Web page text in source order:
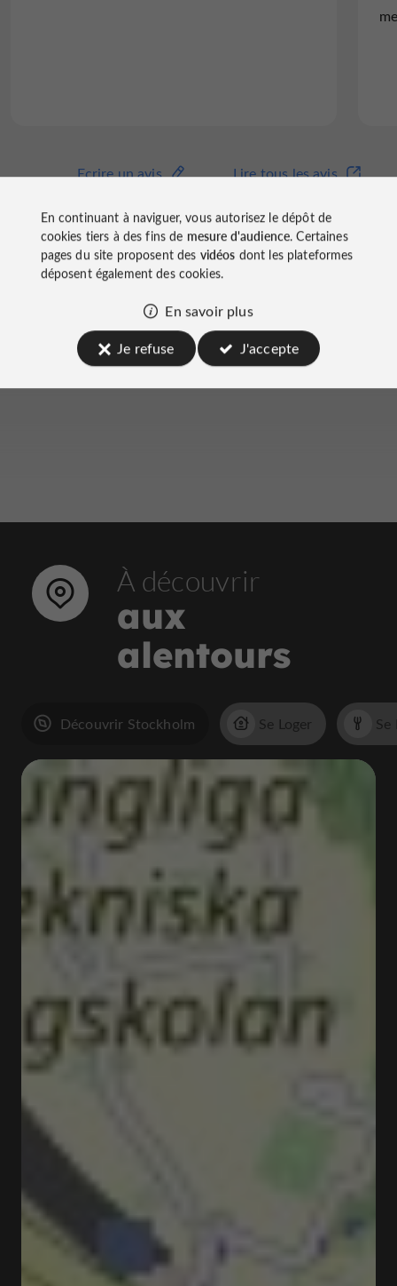
Lire tous les avis
Ecrire un avis Lire tous les avis
Ecrire un avis
Ardbeg Embassy
sur les réseaux
À découvrir
aux
alentours
Découvrir Stockholm Se Loger Se
En continuant à naviguer, vous autorisez le dépôt de
cookies tiers à des fins de mesure d'audience. Certaines
pages du site proposent des vidéos dont les plateformes
déposent également des cookies.
En savoir plus
Je refuse
J'accepte